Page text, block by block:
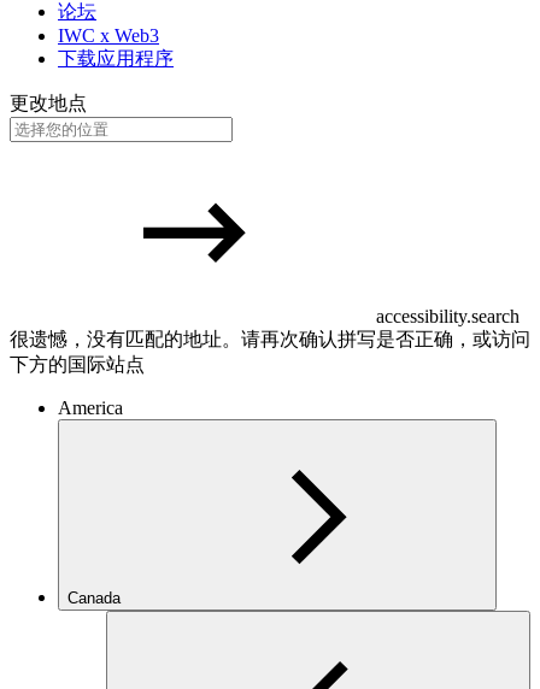
论坛
IWC x Web3
下载应用程序
更改地点
accessibility.search
很遗憾，没有匹配的地址。请再次确认拼写是否正确，或访问
下方的国际站点
America
Canada